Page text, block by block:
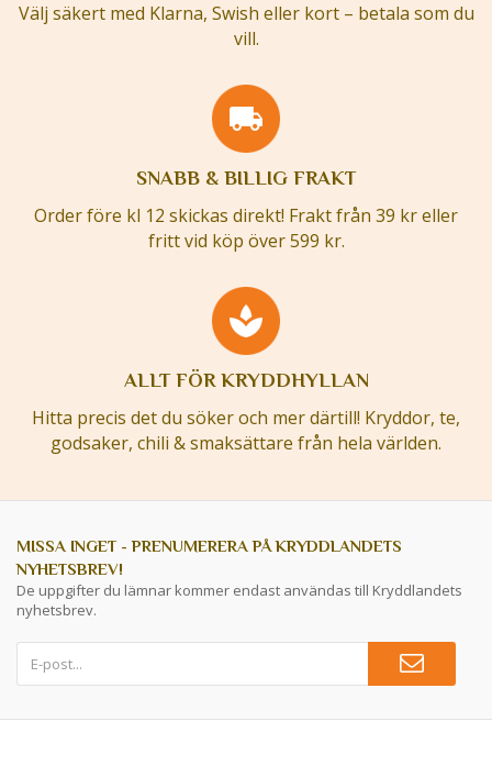
Välj säkert med Klarna, Swish eller kort – betala som du
vill.
SNABB & BILLIG FRAKT
Order före kl 12 skickas direkt! Frakt från 39 kr eller
fritt vid köp över 599 kr.
ALLT FÖR KRYDDHYLLAN
Hitta precis det du söker och mer därtill! Kryddor, te,
godsaker, chili & smaksättare från hela världen.
MISSA INGET - PRENUMERERA PÅ KRYDDLANDETS
NYHETSBREV!
De uppgifter du lämnar kommer endast användas till Kryddlandets
nyhetsbrev.